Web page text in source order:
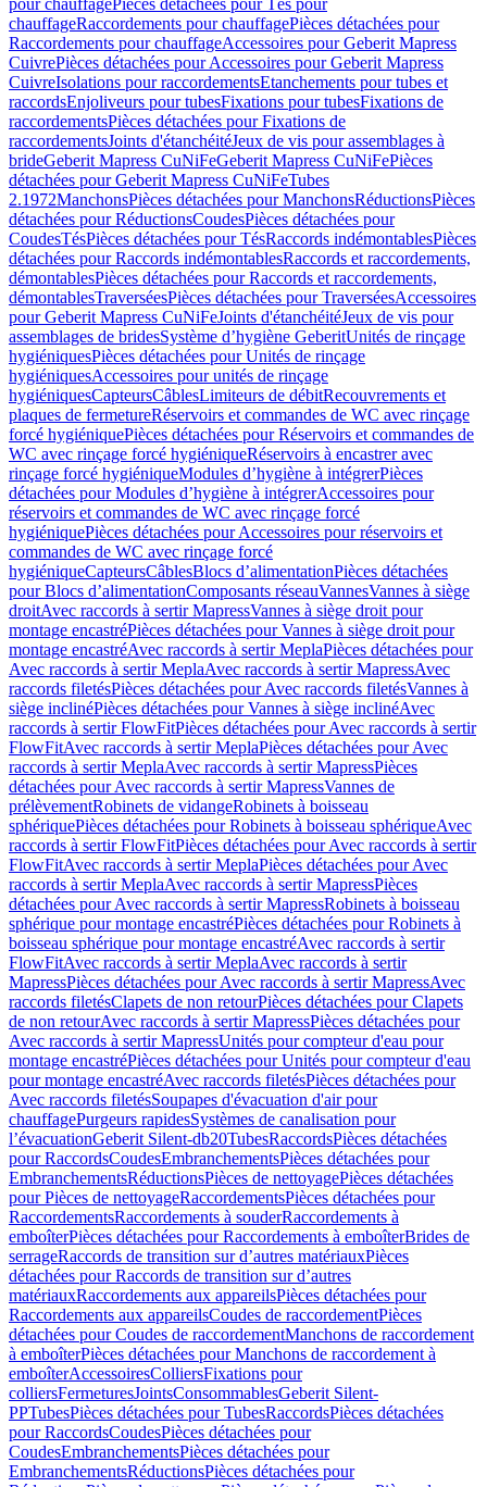
pour chauffagePièces détachées pour Tés pour
chauffageRaccordements pour chauffagePièces détachées pour
Raccordements pour chauffageAccessoires pour Geberit Mapress
CuivrePièces détachées pour Accessoires pour Geberit Mapress
CuivreIsolations pour raccordementsEtanchements pour tubes et
raccordsEnjoliveurs pour tubesFixations pour tubesFixations de
raccordementsPièces détachées pour Fixations de
raccordementsJoints d'étanchéitéJeux de vis pour assemblages à
brideGeberit Mapress CuNiFeGeberit Mapress CuNiFePièces
détachées pour Geberit Mapress CuNiFeTubes
2.1972ManchonsPièces détachées pour ManchonsRéductionsPièces
détachées pour RéductionsCoudesPièces détachées pour
CoudesTésPièces détachées pour TésRaccords indémontablesPièces
détachées pour Raccords indémontablesRaccords et raccordements,
démontablesPièces détachées pour Raccords et raccordements,
démontablesTraverséesPièces détachées pour TraverséesAccessoires
pour Geberit Mapress CuNiFeJoints d'étanchéitéJeux de vis pour
assemblages de bridesSystème d’hygiène GeberitUnités de rinçage
hygiéniquesPièces détachées pour Unités de rinçage
hygiéniquesAccessoires pour unités de rinçage
hygiéniquesCapteursCâblesLimiteurs de débitRecouvrements et
plaques de fermetureRéservoirs et commandes de WC avec rinçage
forcé hygiéniquePièces détachées pour Réservoirs et commandes de
WC avec rinçage forcé hygiéniqueRéservoirs à encastrer avec
rinçage forcé hygiéniqueModules d’hygiène à intégrerPièces
détachées pour Modules d’hygiène à intégrerAccessoires pour
réservoirs et commandes de WC avec rinçage forcé
hygiéniquePièces détachées pour Accessoires pour réservoirs et
commandes de WC avec rinçage forcé
hygiéniqueCapteursCâblesBlocs d’alimentationPièces détachées
pour Blocs d’alimentationComposants réseauVannesVannes à siège
droitAvec raccords à sertir MapressVannes à siège droit pour
montage encastréPièces détachées pour Vannes à siège droit pour
montage encastréAvec raccords à sertir MeplaPièces détachées pour
Avec raccords à sertir MeplaAvec raccords à sertir MapressAvec
raccords filetésPièces détachées pour Avec raccords filetésVannes à
siège inclinéPièces détachées pour Vannes à siège inclinéAvec
raccords à sertir FlowFitPièces détachées pour Avec raccords à sertir
FlowFitAvec raccords à sertir MeplaPièces détachées pour Avec
raccords à sertir MeplaAvec raccords à sertir MapressPièces
détachées pour Avec raccords à sertir MapressVannes de
prélèvementRobinets de vidangeRobinets à boisseau
sphériquePièces détachées pour Robinets à boisseau sphériqueAvec
raccords à sertir FlowFitPièces détachées pour Avec raccords à sertir
FlowFitAvec raccords à sertir MeplaPièces détachées pour Avec
raccords à sertir MeplaAvec raccords à sertir MapressPièces
détachées pour Avec raccords à sertir MapressRobinets à boisseau
sphérique pour montage encastréPièces détachées pour Robinets à
boisseau sphérique pour montage encastréAvec raccords à sertir
FlowFitAvec raccords à sertir MeplaAvec raccords à sertir
MapressPièces détachées pour Avec raccords à sertir MapressAvec
raccords filetésClapets de non retourPièces détachées pour Clapets
de non retourAvec raccords à sertir MapressPièces détachées pour
Avec raccords à sertir MapressUnités pour compteur d'eau pour
montage encastréPièces détachées pour Unités pour compteur d'eau
pour montage encastréAvec raccords filetésPièces détachées pour
Avec raccords filetésSoupapes d'évacuation d'air pour
chauffagePurgeurs rapidesSystèmes de canalisation pour
l’évacuationGeberit Silent-db20TubesRaccordsPièces détachées
pour RaccordsCoudesEmbranchementsPièces détachées pour
EmbranchementsRéductionsPièces de nettoyagePièces détachées
pour Pièces de nettoyageRaccordementsPièces détachées pour
RaccordementsRaccordements à souderRaccordements à
emboîterPièces détachées pour Raccordements à emboîterBrides de
serrageRaccords de transition sur d’autres matériauxPièces
détachées pour Raccords de transition sur d’autres
matériauxRaccordements aux appareilsPièces détachées pour
Raccordements aux appareilsCoudes de raccordementPièces
détachées pour Coudes de raccordementManchons de raccordement
à emboîterPièces détachées pour Manchons de raccordement à
emboîterAccessoiresColliersFixations pour
colliersFermeturesJointsConsommablesGeberit Silent-
PPTubesPièces détachées pour TubesRaccordsPièces détachées
pour RaccordsCoudesPièces détachées pour
CoudesEmbranchementsPièces détachées pour
EmbranchementsRéductionsPièces détachées pour